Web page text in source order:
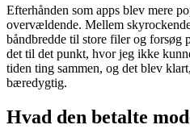
Efterhånden som apps blev mere
overvældende. Mellem
båndbredde til store filer og forsøg
det til det punkt, hvor jeg ikke
tiden ting sammen, og det blev
bæredygtig.
Hvad den betalte